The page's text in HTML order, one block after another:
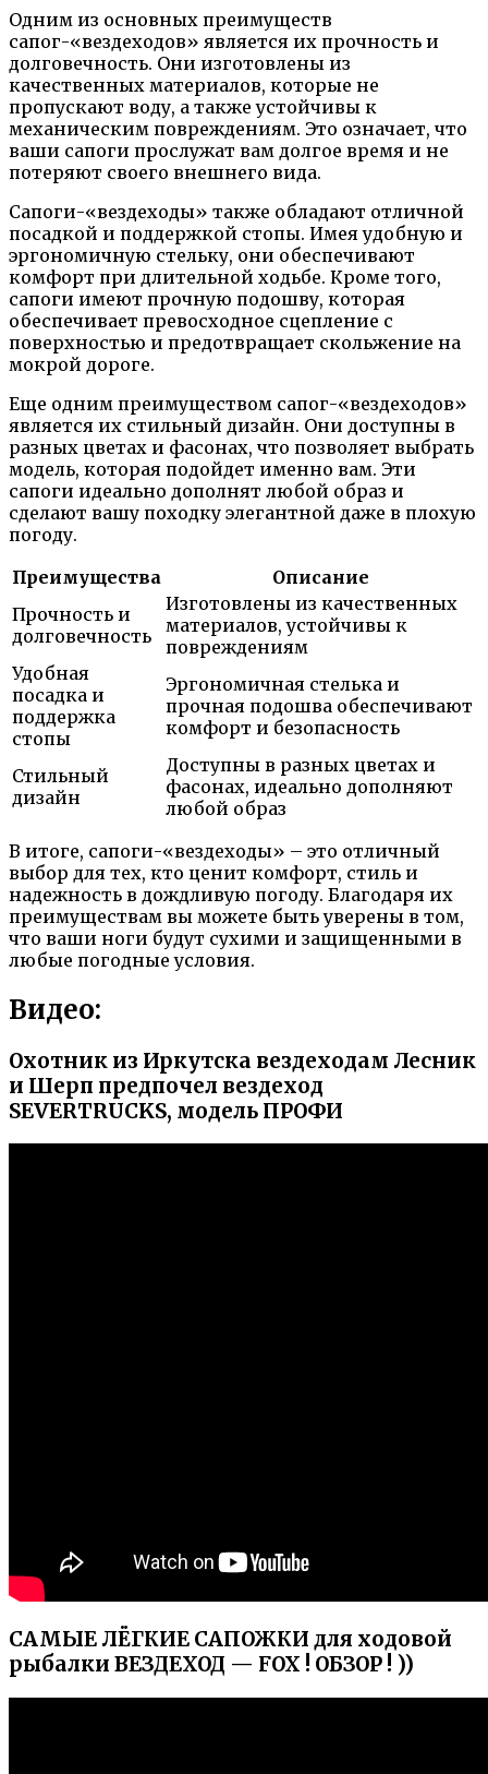
Одним из основных преимуществ
сапог-«вездеходов» является их прочность и
долговечность. Они изготовлены из
качественных материалов, которые не
пропускают воду, а также устойчивы к
механическим повреждениям. Это означает, что
ваши сапоги прослужат вам долгое время и не
потеряют своего внешнего вида.
Сапоги-«вездеходы» также обладают отличной
посадкой и поддержкой стопы. Имея удобную и
эргономичную стельку, они обеспечивают
комфорт при длительной ходьбе. Кроме того,
сапоги имеют прочную подошву, которая
обеспечивает превосходное сцепление с
поверхностью и предотвращает скольжение на
мокрой дороге.
Еще одним преимуществом сапог-«вездеходов»
является их стильный дизайн. Они доступны в
разных цветах и фасонах, что позволяет выбрать
модель, которая подойдет именно вам. Эти
сапоги идеально дополнят любой образ и
сделают вашу походку элегантной даже в плохую
погоду.
Преимущества
Описание
Прочность и
долговечность
Изготовлены из качественных
материалов, устойчивы к
повреждениям
Удобная
посадка и
поддержка
стопы
Эргономичная стелька и
прочная подошва обеспечивают
комфорт и безопасность
Стильный
дизайн
Доступны в разных цветах и
фасонах, идеально дополняют
любой образ
В итоге, сапоги-«вездеходы» – это отличный
выбор для тех, кто ценит комфорт, стиль и
надежность в дождливую погоду. Благодаря их
преимуществам вы можете быть уверены в том,
что ваши ноги будут сухими и защищенными в
любые погодные условия.
Видео:
Охотник из Иркутска вездеходам Лесник
и Шерп предпочел вездеход
SEVERTRUCKS, модель ПРОФИ
САМЫЕ ЛЁГКИЕ САПОЖКИ для ходовой
рыбалки ВЕЗДЕХОД — FOX ! ОБЗОР ! ))